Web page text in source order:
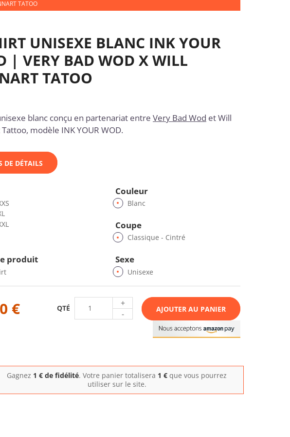
TATOO
UNISEXE BLANC INK YOUR
| VERY BAD WOD X WILL
TATOO
blanc conçu en partenariat entre Very Bad Wod et Will
modèle INK YOUR WOD.
DE DÉTAILS
Couleur
Blanc
Coupe
Classique - Cintré
produit Sexe
Unisexe
€ QTÉ
+
-
AJOUTER AU PANIER
Gagnez 1 € de fidélité. Votre panier totalisera 1 € que vous pourrez
utiliser sur le site.